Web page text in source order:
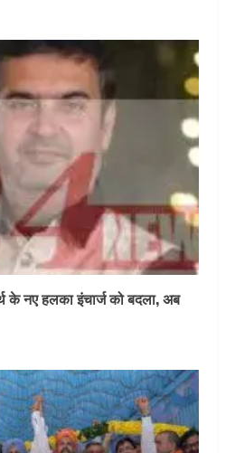
के नए हलका इंचार्ज को बदला, अब